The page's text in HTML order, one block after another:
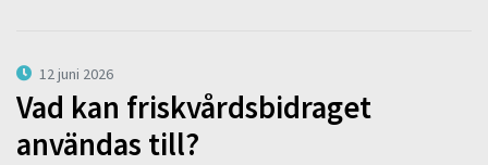
12 juni 2026
Vad kan friskvårdsbidraget
användas till?